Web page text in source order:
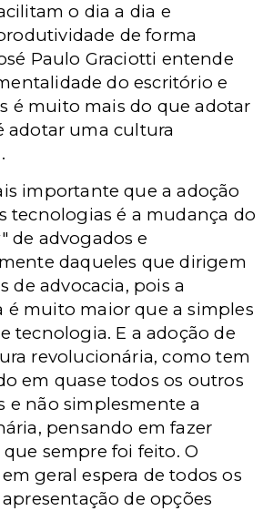
o dia a dia e
de forma
Paulo Graciotti entende
do escritório e
é muito mais do que adotar
adotar uma cultura
importante que a adoção
tecnologias é a mudança do
" de advogados e
daqueles que dirigem
de advocacia, pois a
é muito maior que a simples
tecnologia. E a adoção de
revolucionária, como tem
em quase todos os outros
e não simplesmente a
pensando em fazer
sempre foi feito. O
geral espera de todos os
de opções